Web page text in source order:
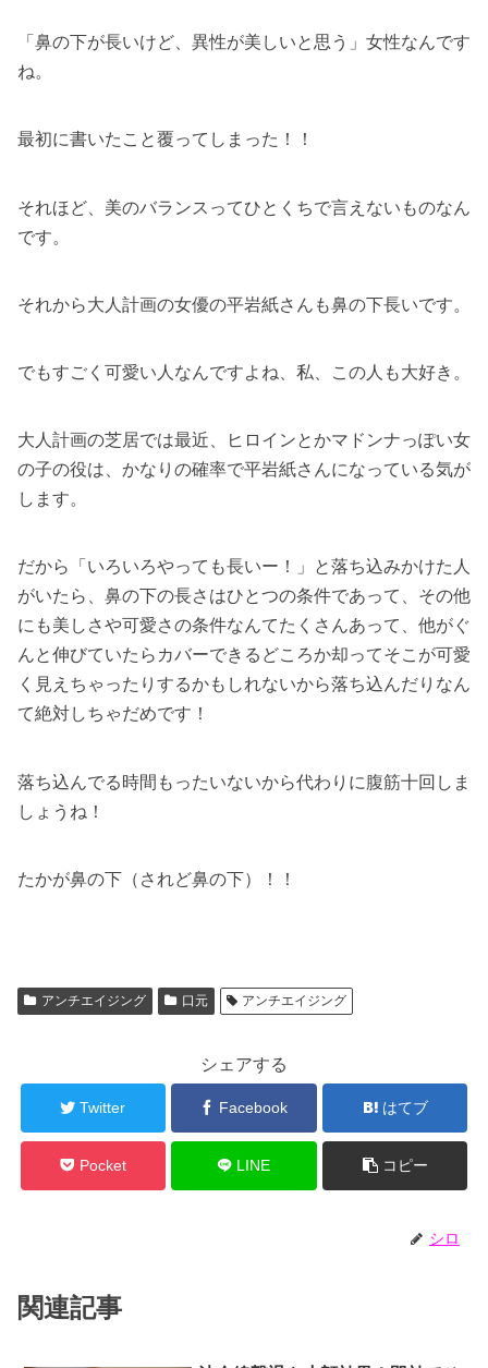
「鼻の下が長いけど、異性が美しいと思う」女性なんです
ね。
最初に書いたこと覆ってしまった！！
それほど、美のバランスってひとくちで言えないものなん
です。
それから大人計画の女優の平岩紙さんも鼻の下長いです。
でもすごく可愛い人なんですよね、私、この人も大好き。
大人計画の芝居では最近、ヒロインとかマドンナっぽい女
の子の役は、かなりの確率で平岩紙さんになっている気が
します。
だから「いろいろやっても長いー！」と落ち込みかけた人
がいたら、鼻の下の長さはひとつの条件であって、その他
にも美しさや可愛さの条件なんてたくさんあって、他がぐ
んと伸びていたらカバーできるどころか却ってそこが可愛
く見えちゃったりするかもしれないから落ち込んだりなん
て絶対しちゃだめです！
落ち込んでる時間もったいないから代わりに腹筋十回しま
しょうね！
たかが鼻の下（されど鼻の下）！！
アンチエイジング 口元 アンチエイジング
シェアする
Twitter Facebook はてブ
Pocket LINE コピー
シロ
関連記事